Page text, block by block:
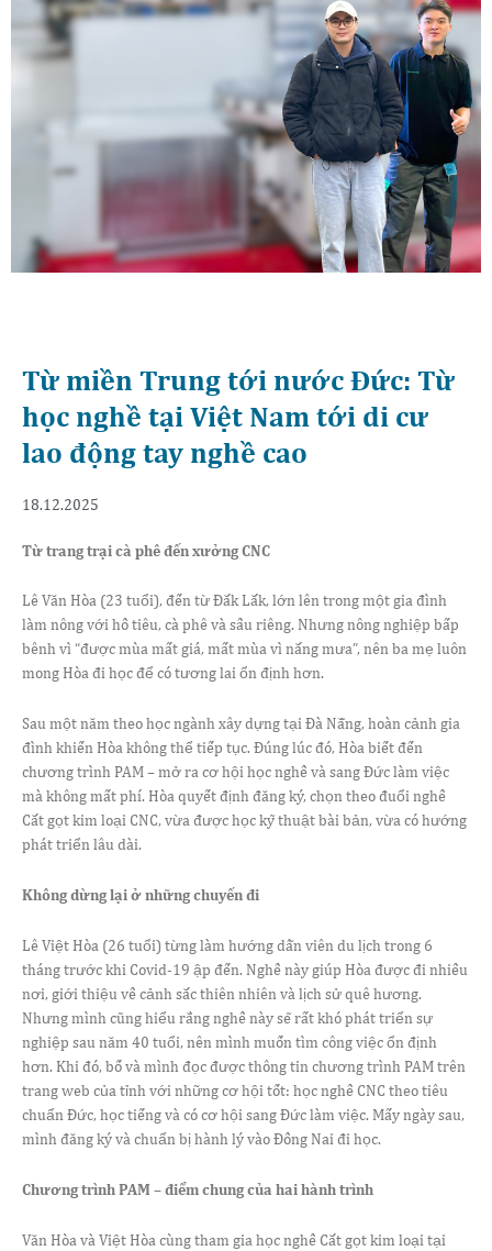
Từ miền Trung tới nước Đức: Từ
học nghề tại Việt Nam tới di cư
lao động tay nghề cao
18.12.2025
Từ trang trại cà phê đến xưởng CNC
Lê Văn Hòa (23 tuổi), đến từ Đắk Lắk, lớn lên trong một gia đình
làm nông với hồ tiêu, cà phê và sầu riêng. Nhưng nông nghiệp bấp
bênh vì “được mùa mất giá, mất mùa vì nắng mưa”, nên ba mẹ luôn
mong Hòa đi học để có tương lai ổn định hơn.
Sau một năm theo học ngành xây dựng tại Đà Nẵng, hoàn cảnh gia
đình khiến Hòa không thể tiếp tục. Đúng lúc đó, Hòa biết đến
chương trình PAM – mở ra cơ hội học nghề và sang Đức làm việc
mà không mất phí. Hòa quyết định đăng ký, chọn theo đuổi nghề
Cắt gọt kim loại CNC, vừa được học kỹ thuật bài bản, vừa có hướng
phát triển lâu dài.
Không dừng lại ở những chuyến đi
Lê Việt Hòa (26 tuổi) từng làm hướng dẫn viên du lịch trong 6
tháng trước khi Covid-19 ập đến. Nghề này giúp Hòa được đi nhiều
nơi, giới thiệu về cảnh sắc thiên nhiên và lịch sử quê hương.
Nhưng mình cũng hiểu rằng nghề này sẽ rất khó phát triển sự
nghiệp sau năm 40 tuổi, nên mình muốn tìm công việc ổn định
hơn. Khi đó, bố và mình đọc được thông tin chương trình PAM trên
trang web của tỉnh với những cơ hội tốt: học nghề CNC theo tiêu
chuẩn Đức, học tiếng và có cơ hội sang Đức làm việc. Mấy ngày sau,
mình đăng ký và chuẩn bị hành lý vào Đồng Nai đi học.
Chương trình PAM – điểm chung của hai hành trình
Văn Hòa và Việt Hòa cùng tham gia học nghề Cắt gọt kim loại tại